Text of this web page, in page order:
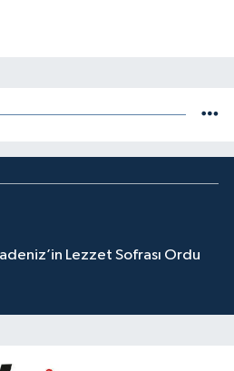
Lezzet Sofrası Ordu